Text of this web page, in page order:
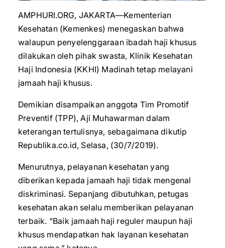
AMPHURI.ORG, JAKARTA—Kementerian
Kesehatan (Kemenkes) menegaskan bahwa
walaupun penyelenggaraan ibadah haji khusus
dilakukan oleh pihak swasta, Klinik Kesehatan
Haji Indonesia (KKHI) Madinah tetap melayani
jamaah haji khusus.
Demikian disampaikan anggota Tim Promotif
Preventif (TPP), Aji Muhawarman dalam
keterangan tertulisnya, sebagaimana dikutip
Republika.co.id, Selasa, (30/7/2019).
Menurutnya, pelayanan kesehatan yang
diberikan kepada jamaah haji tidak mengenal
diskriminasi. Sepanjang dibutuhkan, petugas
kesehatan akan selalu memberikan pelayanan
terbaik. “Baik jamaah haji reguler maupun haji
khusus mendapatkan hak layanan kesehatan